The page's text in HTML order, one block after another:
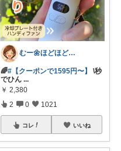
むー🌼ほどほど生活🌼
🌈#【クーポンで1595円〜】
\秒
でひん ...
￥ 2,380
2 0 1021
コレ いいね